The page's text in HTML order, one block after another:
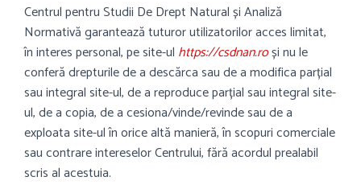
Centrul pentru Studii De Drept Natural și Analiză
Normativă garantează tuturor utilizatorilor acces limitat,
în interes personal, pe site-ul https://csdnan.roși nu le
conferă drepturile de a descărca sau de a modifica parțial
sau integral site-ul, de a reproduce parțial sau integral site-
ul, de a copia, de a cesiona/vinde/revinde sau de a
exploata site-ul în orice altă manieră, în scopuri comerciale
sau contrare intereselor Centrului, fără acordul prealabil
scris al acestuia.